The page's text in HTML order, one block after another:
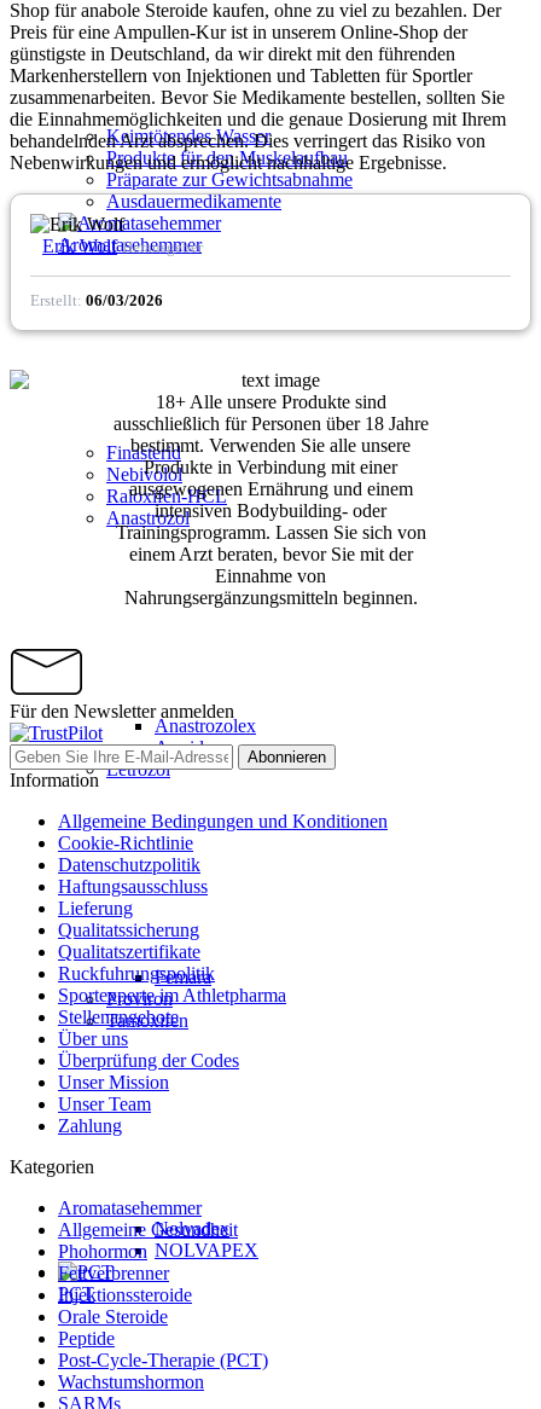
Keimtötendes Wasser
Produkte für den Muskelaufbau
Präparate zur Gewichtsabnahme
Ausdauermedikamente
Aromatasehemmer
Finasterid
Nebivolol
Raloxifen-HCL
Anastrozol
Anastrozolex
Armidex
Letrozol
Femara
Proviron
Tamoxifen
Nolvadex
NOLVAPEX
PCT
Shop für anabole Steroide kaufen, ohne zu viel zu bezahlen. Der
Preis für eine Ampullen-Kur ist in unserem Online-Shop der
günstigste in Deutschland, da wir direkt mit den führenden
Markenherstellern von Injektionen und Tabletten für Sportler
zusammenarbeiten. Bevor Sie Medikamente bestellen, sollten Sie
die Einnahmemöglichkeiten und die genaue Dosierung mit Ihrem
behandelnden Arzt absprechen. Dies verringert das Risiko von
Nebenwirkungen und ermöglicht nachhaltige Ergebnisse.
Erstellt: 06/03/2026
Erik Wolf Herausgeber
18+ Alle unsere Produkte sind
ausschließlich für Personen über 18 Jahre
bestimmt. Verwenden Sie alle unsere
Produkte in Verbindung mit einer
ausgewogenen Ernährung und einem
intensiven Bodybuilding- oder
Trainingsprogramm. Lassen Sie sich von
einem Arzt beraten, bevor Sie mit der
Einnahme von
Nahrungsergänzungsmitteln beginnen.
Für den Newsletter anmelden
Abonnieren
Information
Allgemeine Bedingungen und Konditionen
Cookie-Richtlinie
Datenschutzpolitik
Haftungsausschluss
Lieferung
Qualitatssicherung
Qualitatszertifikate
Ruckfuhrungspolitik
Sportexperte im Athletpharma
Stellenangebote
Über uns
Überprüfung der Codes
Unser Mission
Unser Team
Zahlung
Kategorien
Aromatasehemmer
Allgemeine Gesundheit
Phohormon
Fettverbrenner
Injektionssteroide
Orale Steroide
Peptide
Post-Cycle-Therapie (PCT)
Wachstumshormon
SARMs